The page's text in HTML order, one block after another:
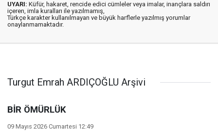
UYARI: Küfür, hakaret, rencide edici cümleler veya imalar, inançlara saldırı
içeren, imla kuralları ile yazılmamış,
Türkçe karakter kullanılmayan ve büyük harflerle yazılmış yorumlar
onaylanmamaktadır.
Turgut Emrah ARDIÇOĞLU Arşivi
BİR ÖMÜRLÜK
09 Mayıs 2026 Cumartesi 12:49